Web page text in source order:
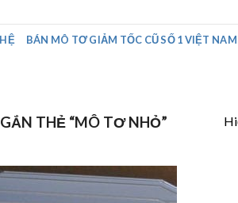
BÁN MÔ TƠ GIẢM TỐC CŨ SỐ 1 VIỆT NAM
THẺ “MÔ TƠ NHỎ”